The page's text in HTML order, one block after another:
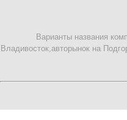
Варианты названия
Владивосток,авторынок на